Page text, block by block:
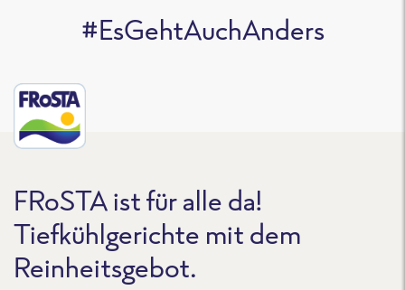
#EsGehtAuchAnders
FRoSTA ist für alle da!
Tiefkühlgerichte mit dem
Reinheitsgebot.